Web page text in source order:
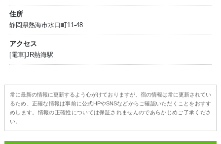
住所
静岡県熱海市水口町11-48
アクセス
[電車]JR熱海駅
常に最新の情報に更新するよう心がけておりますが、宿の情報は常に更新されてい
るため、正確な情報は事前に公式HPやSNSなどからご確認いただくことをおすす
めします。情報の正確性については保証されませんのであらかじめご了承くださ
い。